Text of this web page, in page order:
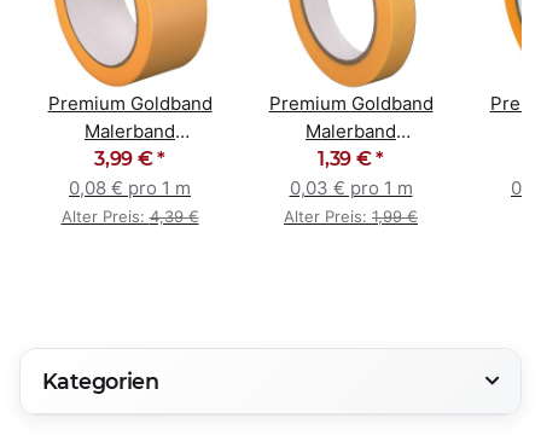
Premium Goldband
Malerband
Abklebeband
Abdeckband 50mm
3,99 €*
0,08 € pro 1 m
Alter Preis:4,39 €
Premium Goldband
Malerband
Abklebeband
Abdeckband 19mm
1,39 €*
0,03 € pro 1 m
Alter Preis: 1,99 €
Kategorien